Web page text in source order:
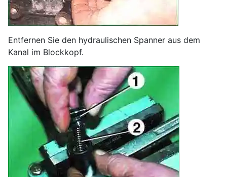
Entfernen Sie den hydraulischen Spanner aus dem
Kanal im Blockkopf.